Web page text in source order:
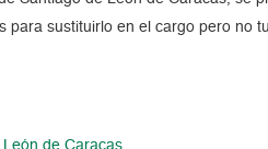
sustituirlo en el cargo pero no
de Caracas